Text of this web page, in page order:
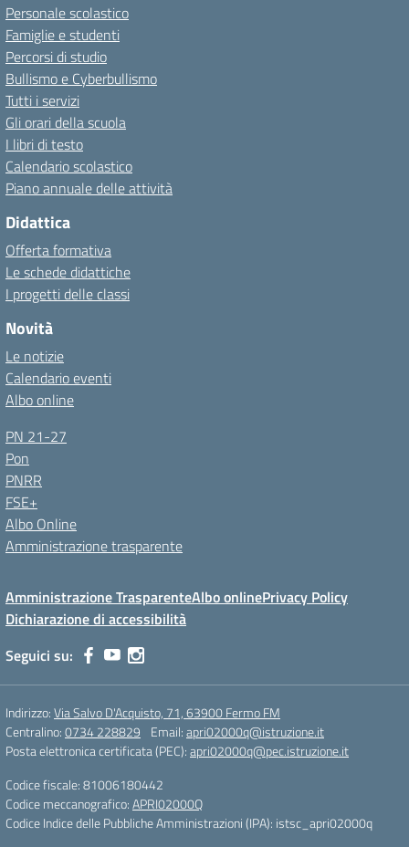
Personale scolastico
Famiglie e studenti
Percorsi di studio
Bullismo e Cyberbullismo
Tutti i servizi
Gli orari della scuola
I libri di testo
Calendario scolastico
Piano annuale delle attività
Didattica
Offerta formativa
Le schede didattiche
I progetti delle classi
Novità
Le notizie
Calendario eventi
Albo online
PN 21-27
Pon
PNRR
FSE+
Albo Online
Amministrazione trasparente
Amministrazione TrasparenteAlbo onlinePrivacy Policy
Dichiarazione di accessibilità
Seguici su:
Indirizzo:Via Salvo D'Acquisto, 71, 63900 Fermo FM
Centralino:0734 228829 Email:apri02000q@istruzione.it
Posta elettronica certificata (PEC):apri02000q@pec.istruzione.it
Codice fiscale: 81006180442
Codice meccanografico:APRI02000Q
Codice Indice delle Pubbliche Amministrazioni (IPA): istsc_apri02000q